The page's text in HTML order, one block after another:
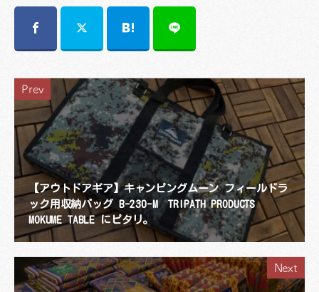
Prev
【アウトドアギア】キャンピングムーン フィールドラ
ック用収納バッグ B-230-M TRIPATH PRODUCTS
MOKUME TABLE にピタリ。
Next